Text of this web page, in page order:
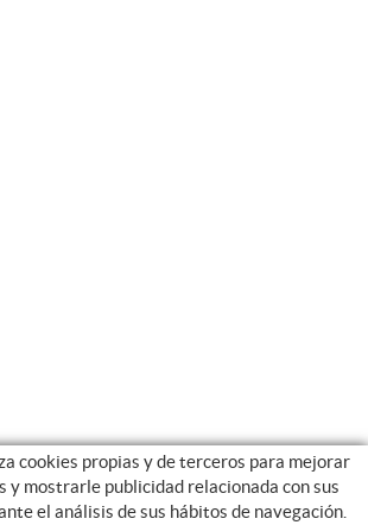
cookies propias y de terceros para mejorar
y mostrarle publicidad relacionada con sus
el análisis de sus hábitos de navegación.